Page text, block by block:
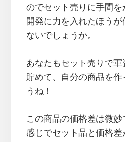
のでセット売りに手間を
開発に力を入れたほうが
ないでしょうか。
あなたもセット売りで軍
貯めて、自分の商品を作
うね！
この商品の価格差は微妙
感じでセット品と価格差